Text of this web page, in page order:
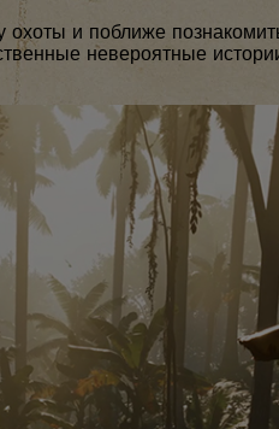
охоты и поближе
невероятные